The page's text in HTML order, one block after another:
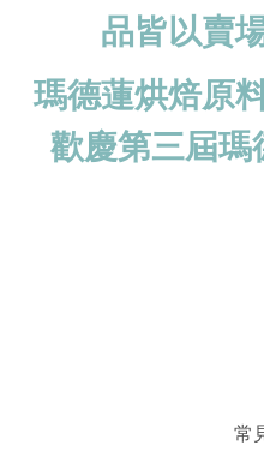
品皆以賣
瑪德蓮烘焙原
歡慶第三屆
常